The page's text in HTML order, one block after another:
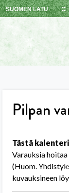
Skip
to
SUOMEN LATU
Pilpan
Tästä
Varauksia
(Huom.
kuvauksineen